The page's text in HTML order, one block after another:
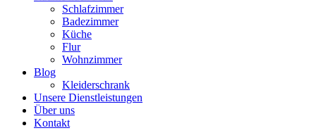
Schlafzimmer
Badezimmer
Küche
Flur
Wohnzimmer
Blog
Kleiderschrank
Unsere Dienstleistungen
Über uns
Kontakt